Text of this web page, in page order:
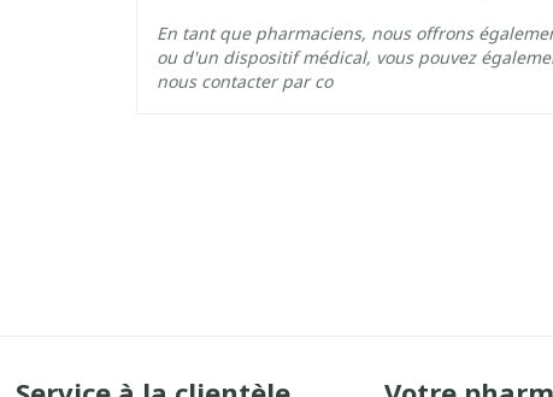
Ingrédients Actifs sertindole
Préservation
En tant que pharmaciens, nous offrons
ou d'un dispositif médical, vous pouvez
nous contacter par co